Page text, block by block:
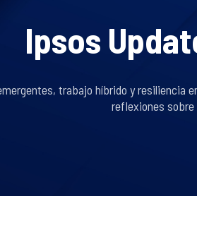
Ipsos
trabajo híbrido y resiliencia
reflexiones